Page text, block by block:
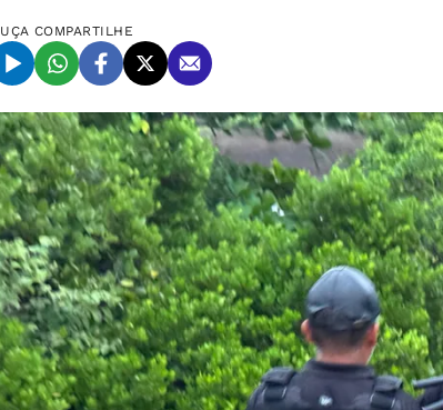
COMPARTILHE